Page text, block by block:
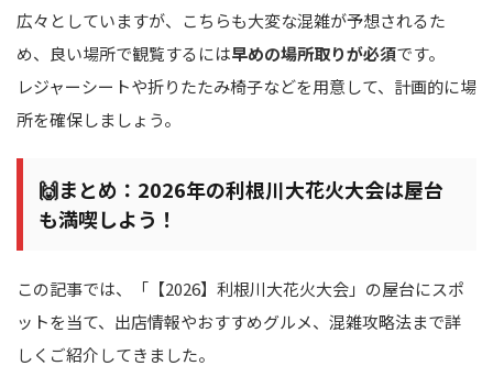
広々としていますが、こちらも大変な混雑が予想されるた
め、良い場所で観覧するには早めの場所取りが必須です。
レジャーシートや折りたたみ椅子などを用意して、計画的に場
所を確保しましょう。
🙌まとめ：2026年の利根川大花火大会は屋台
も満喫しよう！
この記事では、「【2026】利根川大花火大会」の屋台にスポ
ットを当て、出店情報やおすすめグルメ、混雑攻略法まで詳
しくご紹介してきました。